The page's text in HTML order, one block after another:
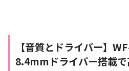
【音質とドライバー】
8.4mmドライバー搭載